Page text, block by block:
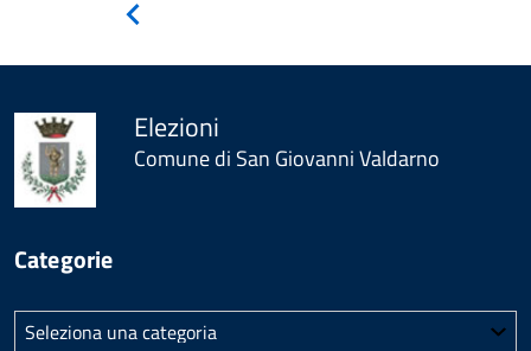
Elezioni
Comune di San Giovanni Valdarno
Categorie
Categorie